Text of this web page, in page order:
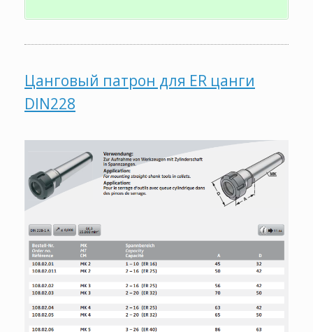
Цанговый патрон для ER цанги
DIN228